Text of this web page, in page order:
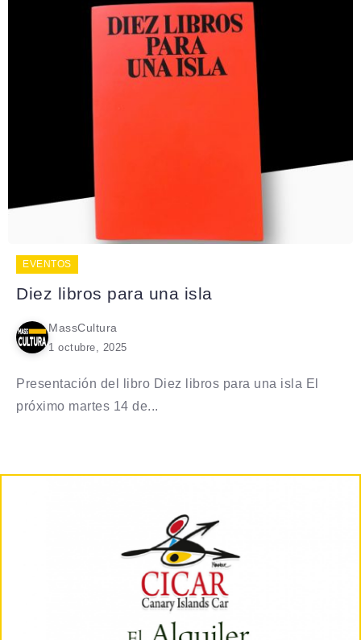
EVENTOS
Diez libros para una isla
MassCultura
1 octubre, 2025
Presentación del libro Diez libros para una isla El
próximo martes 14 de...